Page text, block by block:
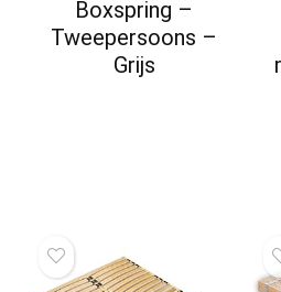
Boxspring –
Tweepersoons –
Grijs